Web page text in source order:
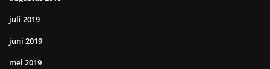
juli 2019
juni 2019
mei 2019